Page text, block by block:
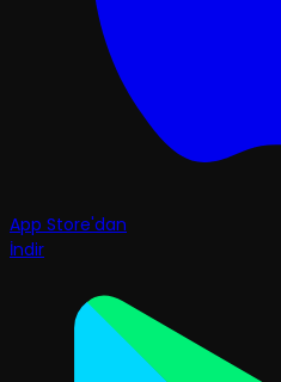
App Store'dan
İndir